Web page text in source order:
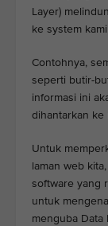
Layer)
ke system kami.
Contohnya,
seperti butir-
informasi ini
dihantarkan ke
Untuk
laman web
software yang
untuk
menguba Data